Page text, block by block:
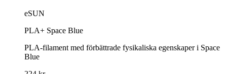
eSUN
PLA+ Space Blue
PLA-filament med förbättrade fysikaliska egenskaper i Space
Blue